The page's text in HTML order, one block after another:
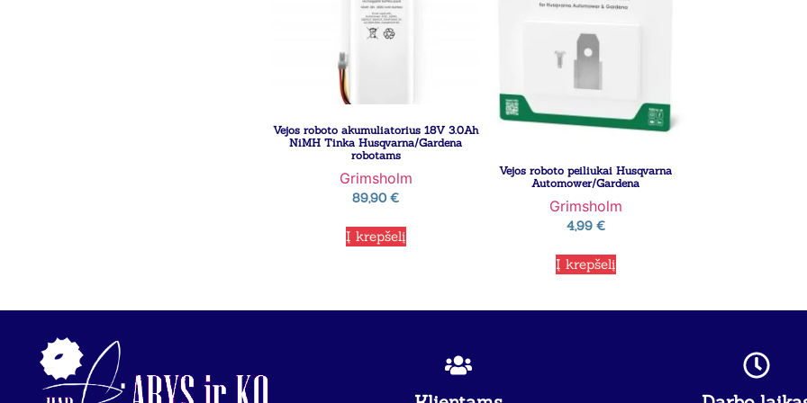
Vejos roboto akumuliatorius 18V 3.0Ah
NiMH Tinka Husqvarna/Gardena
robotams
Grimsholm
89,90€
Į krepšelį
Vejos roboto peiliukai Husqvarna
Automower/Gardena
Grimsholm
4,99 €
Į krepšelį